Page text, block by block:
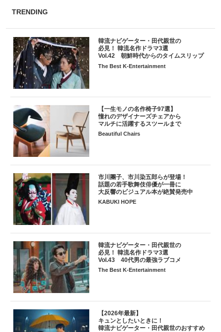
TRENDING
韓流ナビゲーター・田代親世の
必見！ 韓流名作ドラマ3選
Vol.42 朝鮮時代からのタイムスリップ
The Best K-Entertainment
【一生モノの名作椅子97選】
憧れのデザイナーズチェアから
マルチに活躍するスツールまで
Beautiful Chairs
市川團子、市川染五郎らが登場！
話題の若手歌舞伎俳優が一冊に
大反響のビジュアル本が絶賛発売中
KABUKI HOPE
韓流ナビゲーター・田代親世の
必見！ 韓流名作ドラマ3選
Vol.43 40代男の最強ラブコメ
The Best K-Entertainment
【2026年最新】
キュンとしたいときに！
韓流ナビゲーター・田代親世のおすすめ